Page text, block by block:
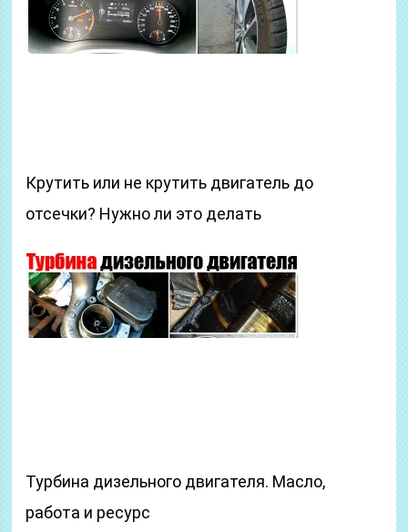
Крутить или не крутить двигатель до
отсечки? Нужно ли это делать
Турбина дизельного двигателя. Масло,
работа и ресурс